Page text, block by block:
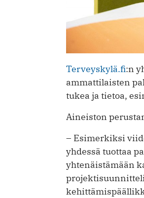
Terveyskylä.fi:n
ammattilaisten
tukea ja tietoa,
Aineiston
– Esimerkiksi
yhdessä tuottaa
yhtenäistämään